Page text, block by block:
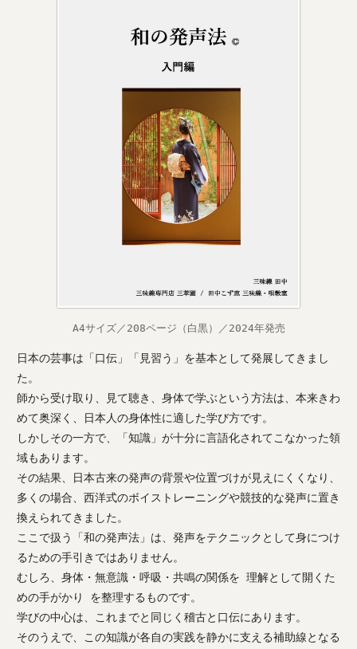
A4サイズ／208ページ（白黒）／2024年発売
日本の芸事は「口伝」「見習う」を基本として発展してきまし
た。
師から受け取り、見て聴き、身体で学ぶという方法は、本来きわ
めて奥深く、日本人の身体性に適した学び方です。
しかしその一方で、「知識」が十分に言語化されてこなかった領
域もあります。
その結果、日本古来の発声の背景や位置づけが見えにくくなり、
多くの場合、西洋式のボイストレーニングや競技的な発声に置き
換えられてきました。
ここで扱う「和の発声法」は、発声をテクニックとして身につけ
るための手引きではありません。
むしろ、身体・無意識・呼吸・共鳴の関係を 理解として開くた
めの手がかり を整理するものです。
学びの中心は、これまでと同じく稽古と口伝にあります。
そのうえで、この知識が各自の実践を静かに支える補助線となる